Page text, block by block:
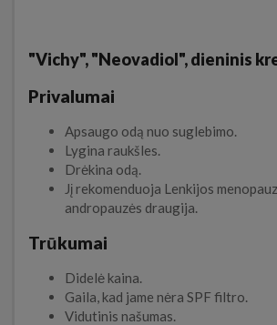
"Vichy", "Neovadiol", dieninis
Privalumai
Apsaugo odą nuo suglebimo.
Lygina raukšles.
Drėkina odą.
Jį rekomenduoja Lenkijos
andropauzės draugija.
Trūkumai
Didelė kaina.
Gaila, kad jame nėra SPF filtro.
Vidutinis našumas.